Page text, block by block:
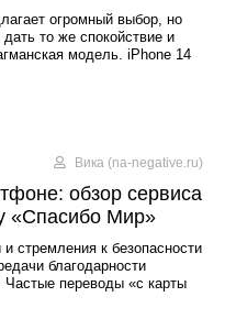
огромный выбор, но
то же спокойствие и
модель. iPhone 14
Вика (na-negative.ru)
обзор сервиса
«Спасибо Мир»
стремления к безопасности
благодарности
Частые переводы «с карты